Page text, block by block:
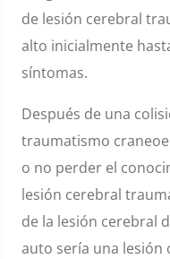
de lesión cerebral
alto inicialmente
síntomas.
Después de una
traumatismo
o no perder el
lesión cerebral
de la lesión cerebral
auto sería una lesión